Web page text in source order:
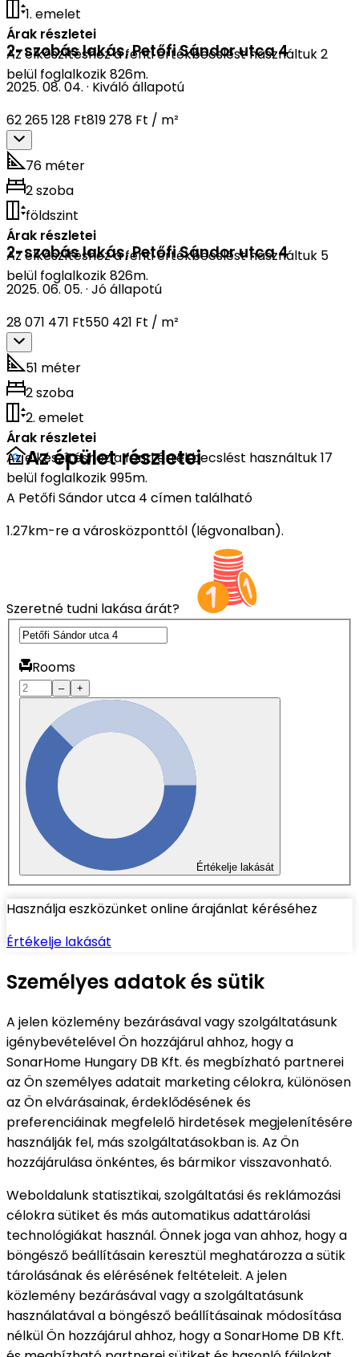
1. emelet
Árak részletei
Az elkészítéshez a fenti értékbecslést használtuk 2
belül foglalkozik 826m.
2-szobás lakás,Petőfi Sándor utca 4
2025. 08. 04. · Kiváló állapotú
62 265 128 Ft819 278 Ft / m²
76 méter
2 szoba
földszint
Árak részletei
Az elkészítéshez a fenti értékbecslést használtuk 5
belül foglalkozik 826m.
2-szobás lakás,Petőfi Sándor utca 4
2025. 06. 05. · Jó állapotú
28 071 471 Ft550 421 Ft / m²
51 méter
2 szoba
2. emelet
Árak részletei
Az elkészítéshez a fenti értékbecslést használtuk 17
belül foglalkozik 995m.
Az épület részletei
A Petőfi Sándor utca 4 címen található
1.27km-re a városközponttól (légvonalban).
Szeretné tudni lakása árát?
Rooms
– +
Értékelje lakását
Használja eszközünket online árajánlat kéréséhez
Értékelje lakását
Személyes adatok és sütik
A jelen közlemény bezárásával vagy szolgáltatásunk
igénybevételével Ön hozzájárul ahhoz, hogy a
SonarHome Hungary DB Kft. és megbízható partnerei
az Ön személyes adatait marketing célokra, különösen
az Ön elvárásainak, érdeklődésének és
preferenciáinak megfelelő hirdetések megjelenítésére
használják fel, más szolgáltatásokban is. Az Ön
hozzájárulása önkéntes, és bármikor visszavonható.
Weboldalunk statisztikai, szolgáltatási és reklámozási
célokra sütiket és más automatikus adattárolási
technológiákat használ. Önnek joga van ahhoz, hogy a
böngésző beállításain keresztül meghatározza a sütik
tárolásának és elérésének feltételeit. A jelen
közlemény bezárásával vagy a szolgáltatásunk
használatával a böngésző beállításainak módosítása
nélkül Ön hozzájárul ahhoz, hogy a SonarHome DB Kft.